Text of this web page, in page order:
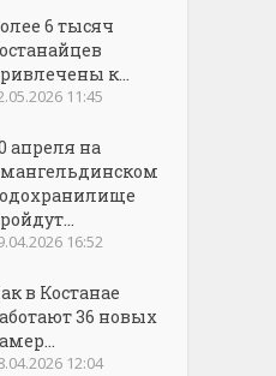
6 тысяч
к...
11:45
апреля на
16:52
в Костанае
36 новых
12:04